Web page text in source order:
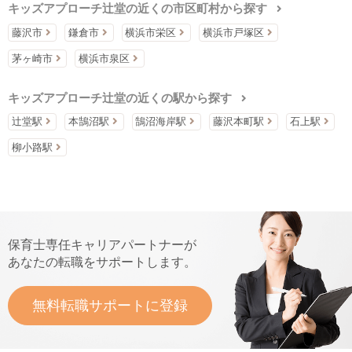
キッズアプローチ辻堂の近くの市区町村から探す
藤沢市 鎌倉市 横浜市栄区 横浜市戸塚区
茅ヶ崎市 横浜市泉区
キッズアプローチ辻堂の近くの駅から探す
辻堂駅 本鵠沼駅 鵠沼海岸駅 藤沢本町駅 石上駅
柳小路駅
保育士専任キャリアパートナーが
あなたの転職をサポートします。
無料転職サポートに登録